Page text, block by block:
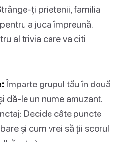
ți prietenii, familia
a juca împreună.
al trivia care va citi
Împarte grupul tău în două
dă-le un nume amuzant.
Decide câte puncte
și cum vrei să ții scorul